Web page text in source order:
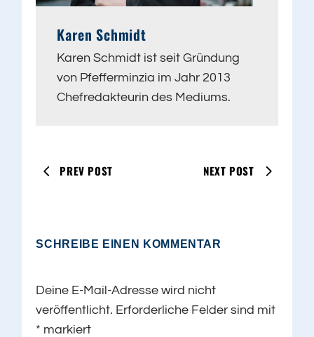
Karen Schmidt
Karen Schmidt ist seit Gründung
von Pfefferminzia im Jahr 2013
Chefredakteurin des Mediums.
PREV POST NEXT POST
SCHREIBE EINEN KOMMENTAR
Deine E-Mail-Adresse wird nicht
veröffentlicht. Erforderliche Felder sind mit
* markiert